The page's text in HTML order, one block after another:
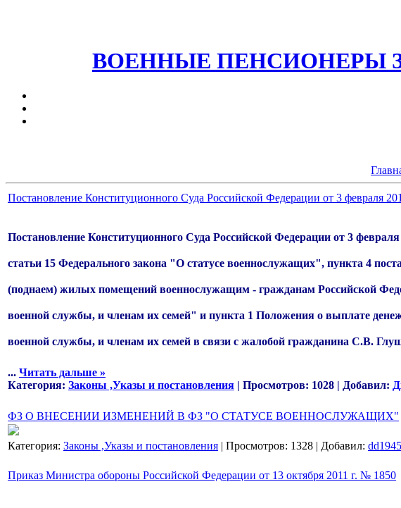
ВОЕННЫЕ ПЕНСИОНЕРЫ
Постановление Конституционного Суда Российской Федерации от 3 февраля
Постановление Конституционного Суда Российской Федерации от 3
статьи 15 Федерального закона "О статусе военнослужащих", пункта 4
(поднаем) жилых помещений военнослужащим - гражданам Российской
военной службы, и членам их семей" и пункта 1 Положения о выплате
военной службы, и членам их семей в связи с жалобой гражданина С.В.
... Читать дальше »
Категория: Законы ,Указы и постановления | Просмотров: 1028 | Добавил:
ФЗ О ВНЕСЕНИИ ИЗМЕНЕНИЙ В ФЗ "О СТАТУСЕ ВОЕННОСЛУЖАЩИХ"
Категория: Законы ,Указы и постановления | Просмотров: 1328 | Добавил: dd1945
Приказ Министра обороны Российской Федерации от 13 октября 2011 г. № 1850